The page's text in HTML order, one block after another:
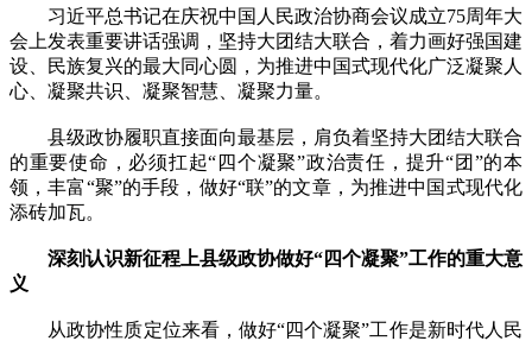
习近平总书记在庆祝中国人民政治协商会议成立75周年大
会上发表重要讲话强调，坚持大团结大联合，着力画好强国建
设、民族复兴的最大同心圆，为推进中国式现代化广泛凝聚人
心、凝聚共识、凝聚智慧、凝聚力量。
县级政协履职直接面向最基层，肩负着坚持大团结大联合
的重要使命，必须扛起“四个凝聚”政治责任，提升“团”的本
领，丰富“聚”的手段，做好“联”的文章，为推进中国式现代化
添砖加瓦。
深刻认识新征程上县级政协做好“四个凝聚”工作的重大意
义
从政协性质定位来看，做好“四个凝聚”工作是新时代人民